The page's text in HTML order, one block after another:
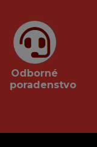
Odborné
poradenstvo